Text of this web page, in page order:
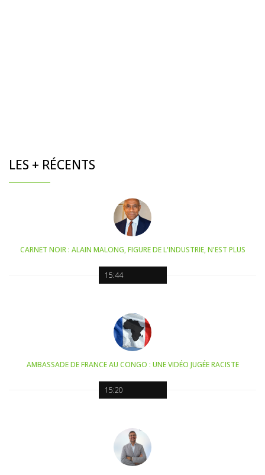
LES + RÉCENTS
15:44
CARNET NOIR : ALAIN MALONG, FIGURE DE L'INDUSTRIE, N'EST PLUS
15:20
AMBASSADE DE FRANCE AU CONGO : UNE VIDÉO JUGÉE RACISTE